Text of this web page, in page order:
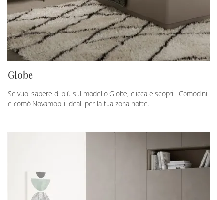
Globe
Se vuoi sapere di più sul modello Globe, clicca e scopri i Comodini
e comò Novamobili ideali per la tua zona notte.